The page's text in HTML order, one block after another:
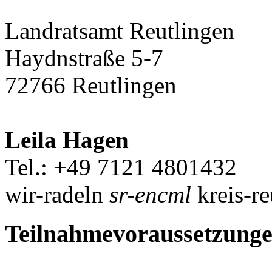
Landratsamt Reutlingen
Haydnstraße 5-7
72766 Reutlingen
Leila Hagen
Tel.: +49 7121 4801432
wir-radeln sr-encml kreis-